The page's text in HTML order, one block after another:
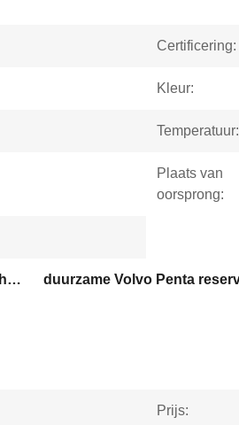
Certificering:
Kleur:
Temperatuur:
Plaats van
oorsprong:
volvo penta-onderdelen met een hoge precisie
Prijs: